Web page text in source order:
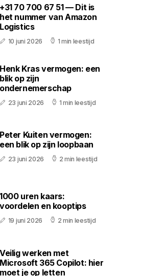
+31 70 700 67 51 — Dit is
het nummer van Amazon
Logistics
10 juni 2026 1 min leestijd
Henk Kras vermogen: een
blik op zijn
ondernemerschap
23 juni 2026 1 min leestijd
Peter Kuiten vermogen:
een blik op zijn loopbaan
23 juni 2026 2 min leestijd
1000 uren kaars:
voordelen en kooptips
19 juni 2026 2 min leestijd
Veilig werken met
Microsoft 365 Copilot: hier
moet je op letten